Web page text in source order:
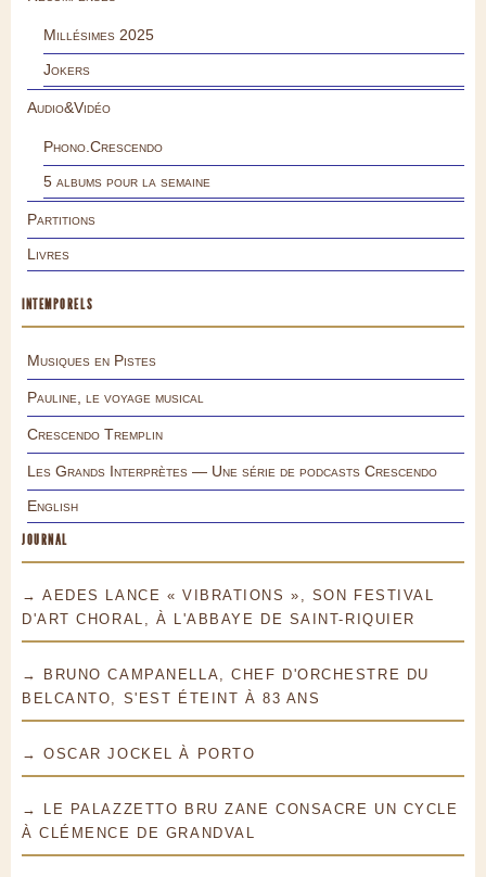
Millésimes 2025
Jokers
Audio&Vidéo
Phono.Crescendo
5 albums pour la semaine
Partitions
Livres
INTEMPORELS
Musiques en Pistes
Pauline, le voyage musical
Crescendo Tremplin
Les Grands Interprètes — Une série de podcasts Crescendo
English
JOURNAL
→ AEDES LANCE « VIBRATIONS », SON FESTIVAL
D'ART CHORAL, À L'ABBAYE DE SAINT-RIQUIER
→ BRUNO CAMPANELLA, CHEF D'ORCHESTRE DU
BELCANTO, S'EST ÉTEINT À 83 ANS
→ OSCAR JOCKEL À PORTO
→ LE PALAZZETTO BRU ZANE CONSACRE UN CYCLE
À CLÉMENCE DE GRANDVAL